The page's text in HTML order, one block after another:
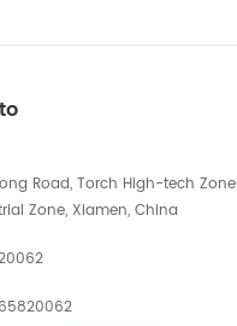
Road, Torch High-tech Zone
Zone, Xiamen, China